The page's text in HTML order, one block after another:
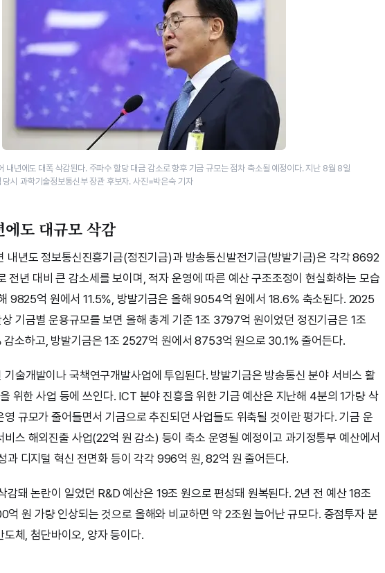
내년에도 대폭 삭감된다. 주파수 할당 대금 감소로 향후 기금 규모는 점차 축소될 예정이다. 지난 8월 8일
당시 과학기술정보통신부 장관 후보자. 사진=박은숙 기자
도 대규모 삭감
내년도 정보통신진흥기금(정진기금)과 방송통신발전기금(방발기금)은 각각 8692
전년 대비 큰 감소세를 보이며, 적자 운영에 따른 예산 구조조정이 현실화하는 모습
9825억 원에서 11.5%, 방발기금은 올해 9054억 원에서 18.6% 축소된다. 2025
기금별 운용규모를 보면 올해 총계 기준 1조 3797억 원이었던 정진기금은 1조
감소하고, 방발기금은 1조 2527억 원에서 8753억 원으로 30.1% 줄어든다.
기술개발이나 국책연구개발사업에 투입된다. 방발기금은 방송통신 분야 서비스 활
위한 사업 등에 쓰인다. ICT 분야 진흥을 위한 기금 예산은 지난해 4분의 1가량 삭
영 규모가 줄어들면서 기금으로 추진되던 사업들도 위축될 것이란 평가다. 기금 운
비스 해외진출 사업(22억 원 감소) 등이 축소 운영될 예정이고 과기정통부 예산에서
과 디지털 혁신 전면화 등이 각각 996억 원, 82억 원 줄어든다.
감돼 논란이 일었던 R&D 예산은 19조 원으로 편성돼 원복된다. 2년 전 예산 18조
원 가량 인상되는 것으로 올해와 비교하면 약 2조원 늘어난 규모다. 중점투자 분
체, 첨단바이오, 양자 등이다.